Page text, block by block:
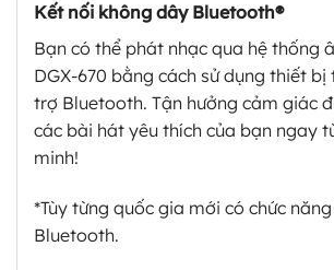
Kết nối không dây Bluetooth®
Bạn có thể phát nhạc qua hệ thống
DGX-670 bằng cách sử dụng thiết bị
trợ Bluetooth. Tận hưởng cảm giác
các bài hát yêu thích của bạn ngay
minh!
*Tùy từng quốc gia mới có chức
Bluetooth.